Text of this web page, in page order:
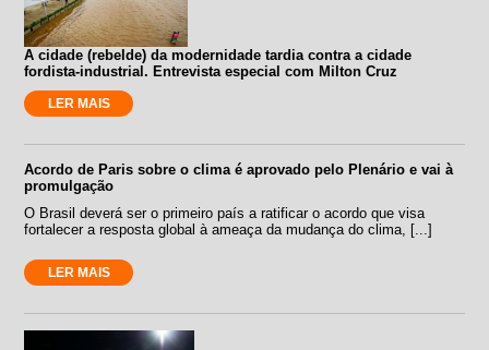
A cidade (rebelde) da modernidade tardia contra a cidade
fordista-industrial. Entrevista especial com Milton Cruz
LER MAIS
Acordo de Paris sobre o clima é aprovado pelo Plenário e vai à
promulgação
O Brasil deverá ser o primeiro país a ratificar o acordo que visa
fortalecer a resposta global à ameaça da mudança do clima, [...]
LER MAIS